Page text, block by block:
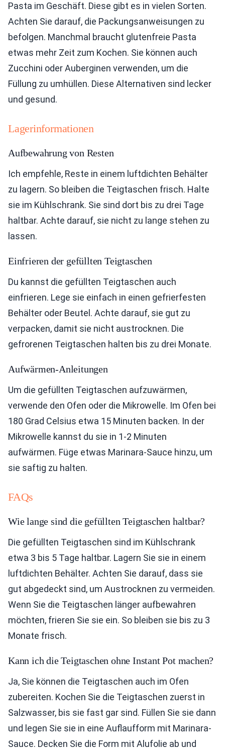
Pasta im Geschäft. Diese gibt es in vielen Sorten.
Achten Sie darauf, die Packungsanweisungen zu
befolgen. Manchmal braucht glutenfreie Pasta
etwas mehr Zeit zum Kochen. Sie können auch
Zucchini oder Auberginen verwenden, um die
Füllung zu umhüllen. Diese Alternativen sind lecker
und gesund.
Lagerinformationen
Aufbewahrung von Resten
Ich empfehle, Reste in einem luftdichten Behälter
zu lagern. So bleiben die Teigtaschen frisch. Halte
sie im Kühlschrank. Sie sind dort bis zu drei Tage
haltbar. Achte darauf, sie nicht zu lange stehen zu
lassen.
Einfrieren der gefüllten Teigtaschen
Du kannst die gefüllten Teigtaschen auch
einfrieren. Lege sie einfach in einen gefrierfesten
Behälter oder Beutel. Achte darauf, sie gut zu
verpacken, damit sie nicht austrocknen. Die
gefrorenen Teigtaschen halten bis zu drei Monate.
Aufwärmen-Anleitungen
Um die gefüllten Teigtaschen aufzuwärmen,
verwende den Ofen oder die Mikrowelle. Im Ofen bei
180 Grad Celsius etwa 15 Minuten backen. In der
Mikrowelle kannst du sie in 1-2 Minuten
aufwärmen. Füge etwas Marinara-Sauce hinzu, um
sie saftig zu halten.
FAQs
Wie lange sind die gefüllten Teigtaschen haltbar?
Die gefüllten Teigtaschen sind im Kühlschrank
etwa 3 bis 5 Tage haltbar. Lagern Sie sie in einem
luftdichten Behälter. Achten Sie darauf, dass sie
gut abgedeckt sind, um Austrocknen zu vermeiden.
Wenn Sie die Teigtaschen länger aufbewahren
möchten, frieren Sie sie ein. So bleiben sie bis zu 3
Monate frisch.
Kann ich die Teigtaschen ohne Instant Pot machen?
Ja, Sie können die Teigtaschen auch im Ofen
zubereiten. Kochen Sie die Teigtaschen zuerst in
Salzwasser, bis sie fast gar sind. Füllen Sie sie dann
und legen Sie sie in eine Auflaufform mit Marinara-
Sauce. Decken Sie die Form mit Alufolie ab und